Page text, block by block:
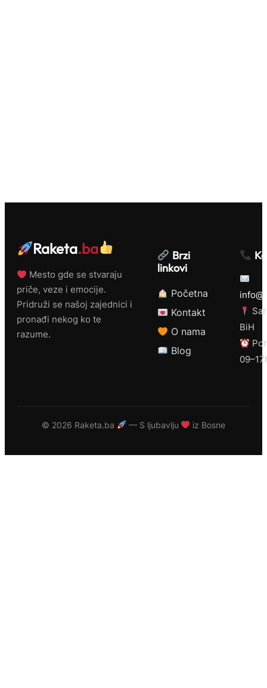
Raketa.ba
Mesto gde se stvaraju
priče, veze i emocije.
Pridruži se našoj zajednici i
pronađi nekog ko te
razume.
Brzi
linkovi
Početna
Kontakt
O nama
Blog
BiH
© 2026 Raketa.ba — S ljubavlju iz Bosne